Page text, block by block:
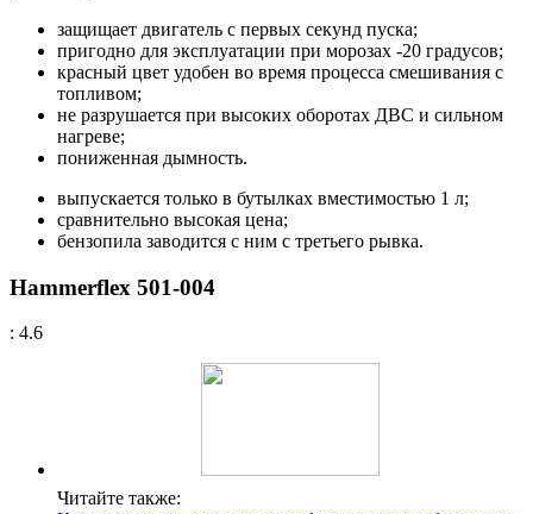
защищает двигатель с первых секунд пуска;
пригодно для эксплуатации при морозах -20 градусов;
красный цвет удобен во время процесса смешивания с
топливом;
не разрушается при высоких оборотах ДВС и сильном
нагреве;
пониженная дымность.
выпускается только в бутылках вместимостью 1 л;
сравнительно высокая цена;
бензопила заводится с ним с третьего рывка.
Hammerflex 501-004
: 4.6
Читайте также: